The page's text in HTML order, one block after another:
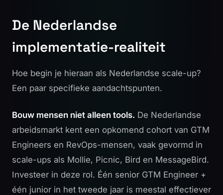
De Nederlandse
implementatie-realiteit
Hoe begin je hieraan als Nederlandse scale-up?
Een paar specifieke aandachtspunten.
Bouw mensen niet alleen tools. De Nederlandse
arbeidsmarkt kent een opkomend cohort van GTM
Engineers en RevOps-mensen, vaak gevormd in
scale-ups als Mollie, Picnic, Bird en MessageBird.
Investeer in deze rol. Één senior GTM Engineer +
één junior in het tweede jaar is meestal effectiever